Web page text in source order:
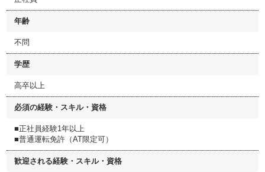
年齢
不問
学歴
高卒以上
必須の経験・スキル・資格
■正社員経験1年以上
■普通運転免許（AT限定可）
歓迎される経験・スキル・資格